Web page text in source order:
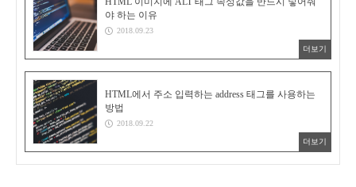
야 하는 이유
2018.09.23
더보기
HTML에서 주소 입력하는 address 태그를 사용하는
방법
2018.09.22
더보기